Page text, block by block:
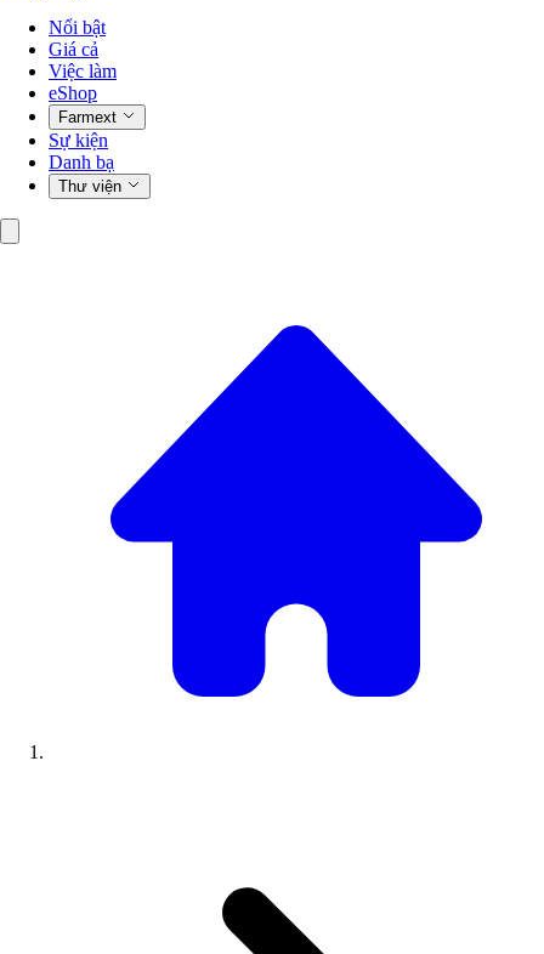
Nổi bật
Giá cả
Việc làm
eShop
Farmext
Sự kiện
Danh bạ
Thư viện